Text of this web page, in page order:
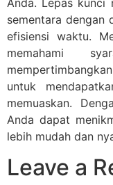
sementara dengan
efisiensi waktu.
memahami
untuk
memuaskan.
Anda dapat
lebih mudah dan
Leave a